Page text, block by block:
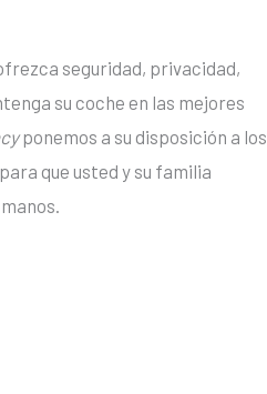
seguridad, privacidad,
su coche en las mejores
ponemos a su disposición a los
que usted y su familia